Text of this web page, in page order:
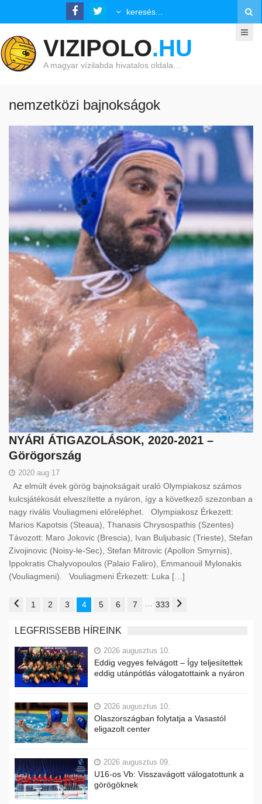
VIZIPOLO.HU
A magyar vízilabda hivatalos oldala…
nemzetközi bajnokságok
NYÁRI ÁTIGAZOLÁSOK, 2020-2021 –
Görögország
2020 aug 17
Az elmúlt évek görög bajnokságait uraló Olympiakosz számos
kulcsjátékosát elveszítette a nyáron, így a következő szezonban a
nagy rivális Vouliagmeni előreléphet. Olympiakosz Érkezett:
Marios Kapotsis (Steaua), Thanasis Chrysospathis (Szentes)
Távozott: Maro Jokovic (Brescia), Ivan Buljubasic (Trieste), Stefan
Zivojinovic (Noisy-le-Sec), Stefan Mitrovic (Apollon Smyrnis),
Ippokratis Chalyvopoulos (Palaio Faliro), Emmanouil Mylonakis
(Vouliagmeni). Vouliagmeni Érkezett: Luka […]
1 2 3 4 5 6 7 333
LEGFRISSEBB HÍREINK
2026 augusztus 10.
Eddig vegyes felvágott – Így teljesítettek
eddig utánpótlás válogatottaink a nyáron
2026 augusztus 10.
Olaszországban folytatja a Vasastól
eligazolt center
2026 augusztus 09.
U16-os Vb: Visszavágott válogatottunk a
görögöknek